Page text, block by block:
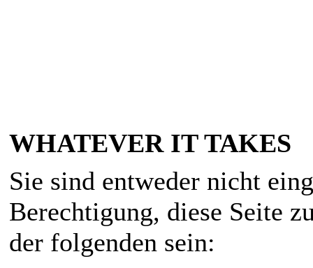
WHATEVER IT TAKES
Sie sind entweder nicht
Berechtigung, diese Seite
der folgenden sein: